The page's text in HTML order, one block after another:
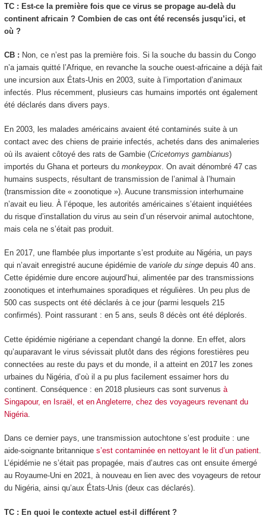
TC : Est-ce la première fois que ce virus se propage au-delà du
continent africain ? Combien de cas ont été recensés jusqu’ici, et
où ?
CB : Non, ce n’est pas la première fois. Si la souche du bassin du Congo
n’a jamais quitté l’Afrique, en revanche la souche ouest-africaine a déjà fait
une incursion aux États-Unis en 2003, suite à l’importation d’animaux
infectés. Plus récemment, plusieurs cas humains importés ont également
été déclarés dans divers pays.
En 2003, les malades américains avaient été contaminés suite à un
contact avec des chiens de prairie infectés, achetés dans des animaleries
où ils avaient côtoyé des rats de Gambie (Cricetomys gambianus)
importés du Ghana et porteurs du monkeypox. On avait dénombré 47 cas
humains suspects, résultant de transmission de l’animal à l’humain
(transmission dite « zoonotique »). Aucune transmission interhumaine
n’avait eu lieu. À l’époque, les autorités américaines s’étaient inquiétées
du risque d’installation du virus au sein d’un réservoir animal autochtone,
mais cela ne s’était pas produit.
En 2017, une flambée plus importante s’est produite au Nigéria, un pays
qui n’avait enregistré aucune épidémie de variole du singedepuis 40 ans.
Cette épidémie dure encore aujourd’hui, alimentée par des transmissions
zoonotiques et interhumaines sporadiques et régulières. Un peu plus de
500 cas suspects ont été déclarés à ce jour (parmi lesquels 215
confirmés). Point rassurant : en 5 ans, seuls 8 décès ont été déplorés.
Cette épidémie nigériane a cependant changé la donne. En effet, alors
qu’auparavant le virus sévissait plutôt dans des régions forestières peu
connectées au reste du pays et du monde, il a atteint en 2017 les zones
urbaines du Nigéria, d’où il a pu plus facilement essaimer hors du
continent. Conséquence : en 2018 plusieurs cas sont survenus à
Singapour, en Israël, et en Angleterre, chez des voyageurs revenant du
Nigéria.
Dans ce dernier pays, une transmission autochtone s’est produite : une
aide-soignante britannique s’est contaminée en nettoyant le lit d’un patient.
L’épidémie ne s’était pas propagée, mais d’autres cas ont ensuite émergé
au Royaume-Uni en 2021, à nouveau en lien avec des voyageurs de retour
du Nigéria, ainsi qu’aux États-Unis (deux cas déclarés).
TC : En quoi le contexte actuel est-il différent ?